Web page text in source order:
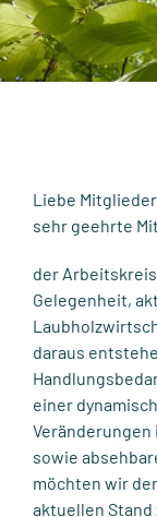
Liebe
sehr geehrte
der
Gelegenheit,
daraus
einer
sowie
möchten wir
aktuellen Stand